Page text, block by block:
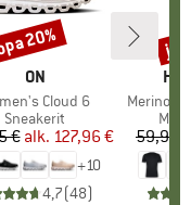
MERKKI
ON
Cloud 6
Tuoteryhmä
Sneakerit
Hinta
€ Alennettu hinta
alk. 127,96 €
+10
4,7(48)
20%
Tuote
MerinoMix150
59,95 €